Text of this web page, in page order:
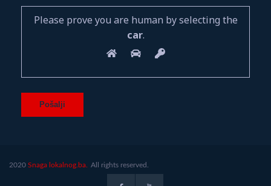
Please prove you are human by selecting the
car.
2020 Snaga lokalnog.ba. All rights reserved.